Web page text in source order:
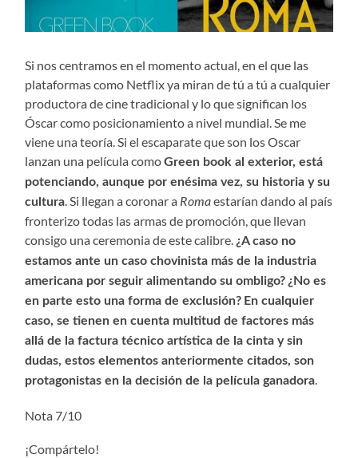
Si nos centramos en el momento actual, en el que las
plataformas como Netflix ya miran de tú a tú a cualquier
productora de cine tradicional y lo que significan los
Óscar como posicionamiento a nivel mundial. Se me
viene una teoría. Si el escaparate que son los Oscar
lanzan una película comoGreen book al exterior, está
potenciando, aunque por enésima vez, su historia y su
cultura. Si llegan a coronar a Romaestarían dando al país
fronterizo todas las armas de promoción, que llevan
consigo una ceremonia de este calibre. ¿A caso no
estamos ante un caso chovinista más de la industria
americana por seguir alimentando su ombligo? ¿No es
en parte esto una forma de exclusión? En cualquier
caso, se tienen en cuenta multitud de factores más
allá de la factura técnico artística de la cinta y sin
dudas, estos elementos anteriormente citados, son
protagonistas en la decisión de la película ganadora.
Nota 7/10
¡Compártelo!